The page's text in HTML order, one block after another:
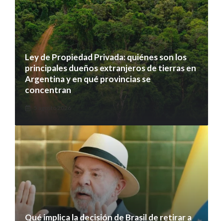
Ley de Propiedad Privada: quiénes son los
principales dueños extranjeros de tierras en
Argentina y en qué provincias se
concentran
Qué implica la decisión de Brasil de retirar a